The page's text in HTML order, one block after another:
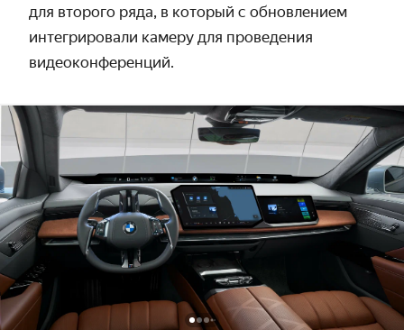
для второго ряда, в который с обновлением
интегрировали камеру для проведения
видеоконференций.